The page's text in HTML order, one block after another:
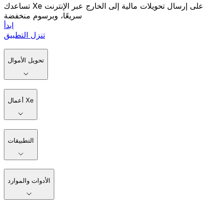
تساعدك Xe على إرسال تحويلات مالية إلى الخارج عبر الإنترنت
سريعًا، وبرسوم منخفضة
ابدأ
تنزل التطبيق
تحويل الأموال
أعمال Xe
التطبيقات
الأدوات والموارد